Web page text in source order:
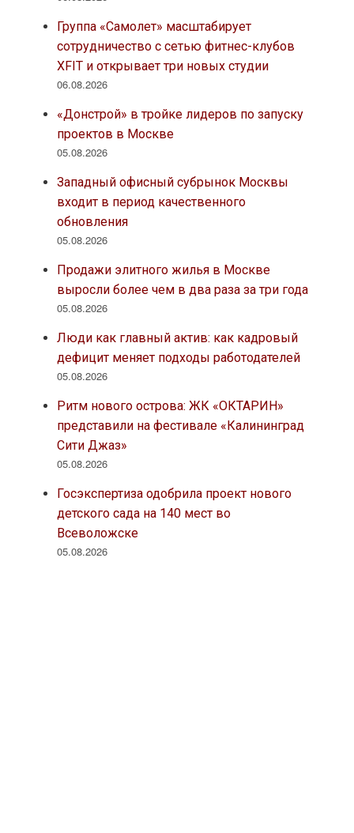
Группа «Самолет» масштабирует
сотрудничество с сетью фитнес-клубов
XFIT и открывает три новых студии
06.08.2026
«Донстрой» в тройке лидеров по запуску
проектов в Москве
05.08.2026
Западный офисный субрынок Москвы
входит в период качественного
обновления
05.08.2026
Продажи элитного жилья в Москве
выросли более чем в два раза за три года
05.08.2026
Люди как главный актив: как кадровый
дефицит меняет подходы работодателей
05.08.2026
Ритм нового острова: ЖК «ОКТАРИН»
представили на фестивале «Калининград
Сити Джаз»
05.08.2026
Госэкспертиза одобрила проект нового
детского сада на 140 мест во
Всеволожске
05.08.2026